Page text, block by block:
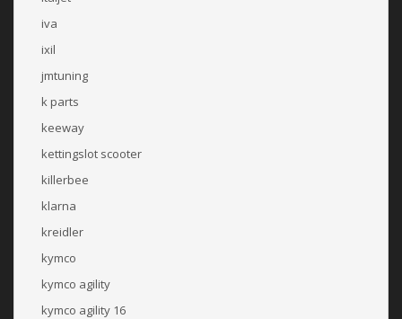
iva
ixil
jmtuning
k parts
keeway
kettingslot scooter
killerbee
klarna
kreidler
kymco
kymco agility
kymco agility 16